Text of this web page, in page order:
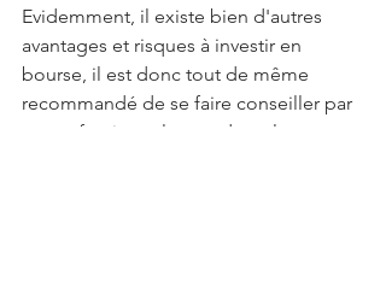
Evidemment, il existe bien d'autres
avantages et risques à investir en
bourse, il est donc tout de même
recommandé de se faire conseiller par
un professionnel avant de se lancer